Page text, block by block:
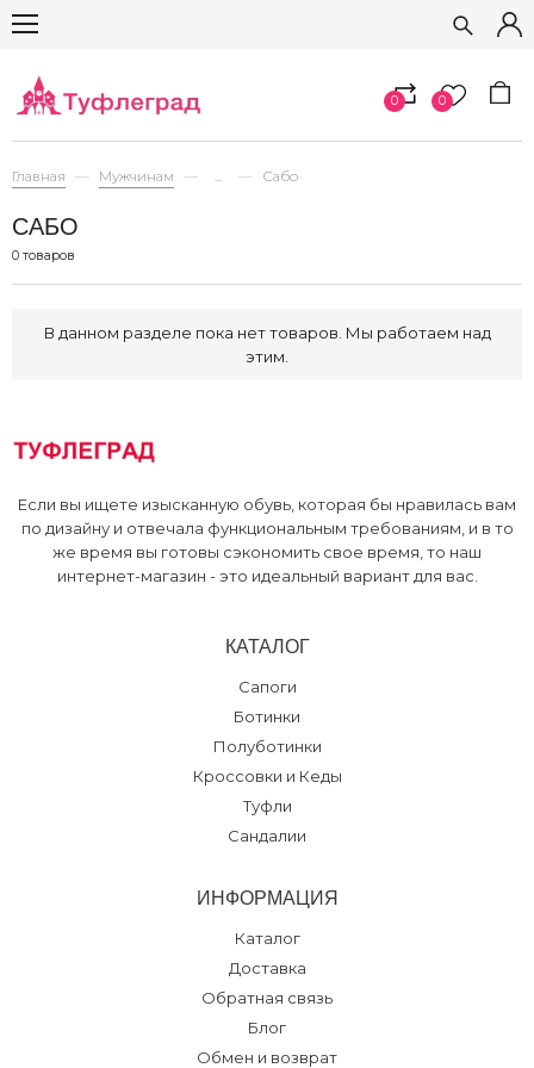
0 0
Главная Мужчинам ... Сабо
САБО
0 товаров
В данном разделе пока нет товаров. Мы работаем над
этим.
Если вы ищете изысканную обувь, которая бы нравилась вам
по дизайну и отвечала функциональным требованиям, и в то
же время вы готовы сэкономить свое время, то наш
интернет-магазин - это идеальный вариант для вас.
КАТАЛОГ
Сапоги
Ботинки
Полуботинки
Кроссовки и Кеды
Туфли
Сандалии
ИНФОРМАЦИЯ
Каталог
Доставка
Обратная связь
Блог
Обмен и возврат